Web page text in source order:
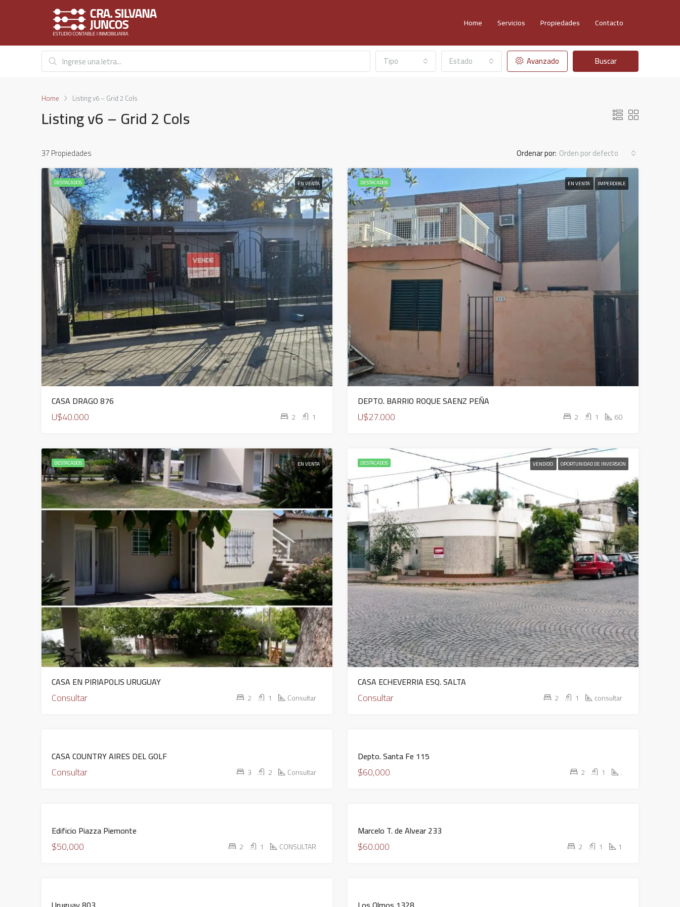
Home Servicios Propiedades Contacto
Tipo Estado Avanzado Buscar
Home Listing v6 – Grid 2 Cols
Listing v6 – Grid 2 Cols
37 Propiedades Ordenar por: Orden por defecto
DESTACADOS EN VENTA
CASA DRAGO 876
U$40.000 2 1
DESTACADOS EN VENTA IMPERDIBLE
DEPTO. BARRIO ROQUE SAENZ PEÑA
U$27.000 2 1 60
DESTACADOS EN VENTA
CASA EN PIRIAPOLIS URUGUAY
Consultar 2 1 Consultar
DESTACADOS VENDIDO OPORTUNIDAD DE INVERSION
CASA ECHEVERRIA ESQ. SALTA
Consultar 2 1 consultar
VENTA
CASA COUNTRY AIRES DEL GOLF
Consultar 3 2 Consultar
Depto. Santa Fe 115
$60,000 2 1 .
Edificio Piazza Piemonte
$50,000 2 1 CONSULTAR
Marcelo T. de Alvear 233
$60.000 2 1 1